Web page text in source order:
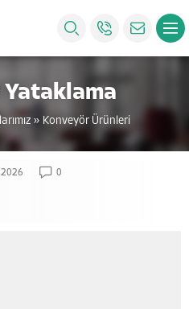
Yataklama
» Konveyör Ürünleri
0